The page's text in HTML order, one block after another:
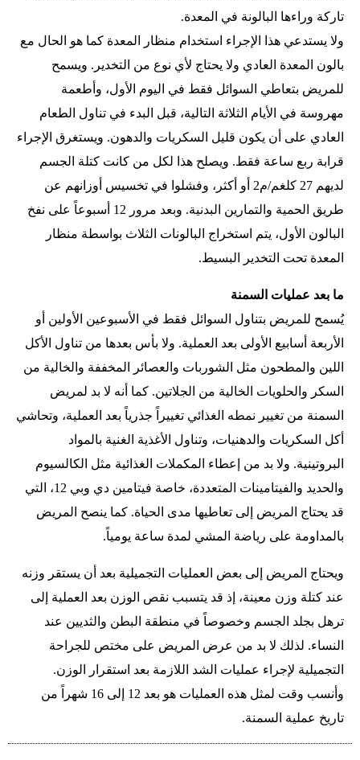
تاركة وراءها البالونة في المعدة.
ولا يستدعي هذا الإجراء استخدام منظار المعدة كما هو الحال مع
بالون المعدة العادي ولا يحتاج لأي نوع من التخدير. ويسمح
للمريض بتعاطي السوائل فقط في اليوم الأول، وأطعمة
مهروسة في الأيام الثلاثة التالية، قبل البدء في تناول الطعام
العادي على أن يكون قليل السكريات والدهون. ويستغرق الإجراء
قرابة ربع ساعة فقط. ويصلح هذا لكل من كانت كتلة الجسم
لديهم 27 كلغم/م2 أو أكثر، وفشلوا في تخسيس أوزانهم عن
طريق الحمية والتمارين البدنية. وبعد مرور 12 أسبوعاً على نفخ
البالون الأول، يتم استخراج البالونات الثلاث بواسطة منظار
المعدة تحت التخدير البسيط.
ما بعد عمليات السمنة
يُسمح للمريض بتناول السوائل فقط في الأسبوعين الأولين أو
الأربعة أسابيع الأولى بعد العملية. ولا بأس بعدها من تناول الأكل
اللين والمطحون مثل الشوربات والعصائر المخففة والخالية من
السكر والحلويات الخالية من الجلاتين. كما أنه لا بد لمريض
السمنة من تغيير نمطه الغذائي تغييراً جذرياً بعد العملية، وتحاشي
أكل السكريات والدهنيات، وتناول الأغذية الغنية بالمواد
البروتينية. ولا بد من إعطاء المكملات الغذائية مثل الكالسيوم
والحديد والفيتامينات المتعددة، خاصة فيتامين دي وبي 12، التي
قد يحتاج المريض إلى تعاطيها مدى الحياة. كما ينصح المريض
بالمداومة على رياضة المشي لمدة ساعة يومياً.
ويحتاج المريض إلى بعض العمليات التجميلية بعد أن يستقر وزنه
عند كتلة وزن معينة، إذ قد يتسبب نقص الوزن بعد العملية إلى
ترهل بجلد الجسم وخصوصاً في منطقة البطن والثديين عند
النساء. لذلك لا بد من عرض المريض على مختص للجراحة
التجميلية لإجراء عمليات الشد اللازمة بعد استقرار الوزن.
وأنسب وقت لمثل هذه العمليات هو بعد 12 إلى 16 شهراً من
تاريخ عملية السمنة.